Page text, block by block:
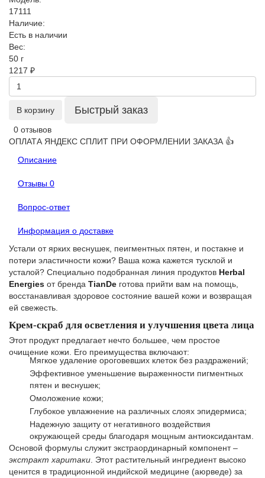
17111
Наличие:
Есть в наличии
Вес:
50 г
1217 ₽
В корзину Быстрый заказ
0 отзывов
ОПЛАТА ЯНДЕКС СПЛИТ ПРИ ОФОРМЛЕНИИ ЗАКАЗА 👍
Описание
Отзывы 0
Вопрос-ответ
Информация о доставке
Устали от ярких веснушек, пеигментных пятен, и постакне и
потери эластичности кожи? Ваша кожа кажется тусклой и
усталой? Специально подобранная линия продуктов Herbal
Energies от бренда TianDe готова прийти вам на помощь,
восстанавливая здоровое состояние вашей кожи и возвращая
ей свежесть.
Крем-скраб для осветления и улучшения цвета лица
Этот продукт предлагает нечто большее, чем простое
очищение кожи. Его преимущества включают:
Мягкое удаление ороговевших клеток без раздражений;
Эффективное уменьшение выраженности пигментных
пятен и веснушек;
Омоложение кожи;
Глубокое увлажнение на различных слоях эпидермиса;
Надежную защиту от негативного воздействия
окружающей среды благодаря мощным антиоксидантам.
Основой формулы служит экстраординарный компонент –
экстракт харитаки . Этот растительный ингредиент высоко
ценится в традиционной индийской медицине (аюрведе) за